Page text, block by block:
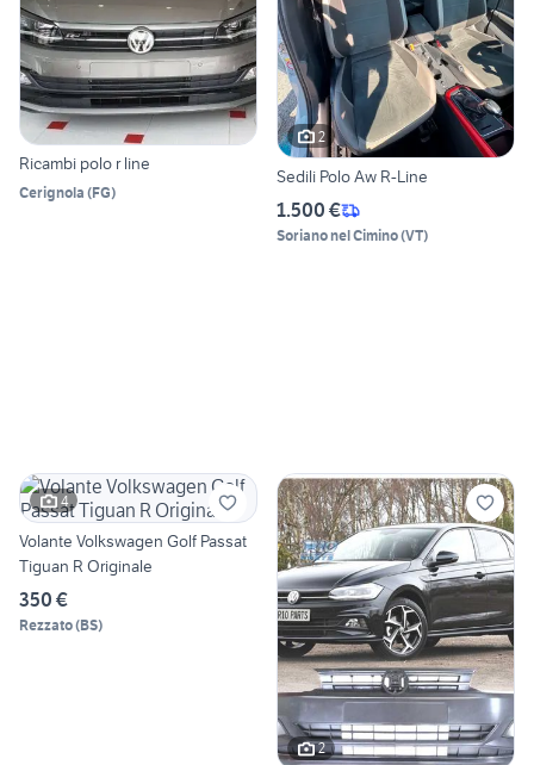
Ricambi polo r line
Cerignola (FG)
2
Sedili Polo Aw R-Line
1.500 €
Soriano nel Cimino(VT)
4
Volante Volkswagen Golf Passat
Tiguan R Originale
350 €
Rezzato(BS)
2